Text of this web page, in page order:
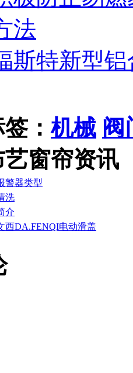
法
斯特新型
：机械 阀
艺窗帘资讯
警器类型
洗
介
西DA.FENQI电动滑盖